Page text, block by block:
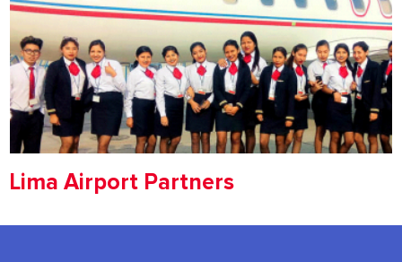
Lima Airport Partners